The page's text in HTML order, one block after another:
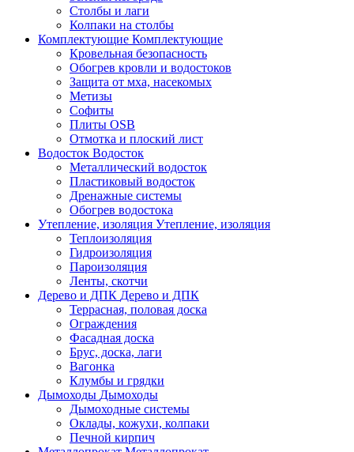
Столбы и лаги
Колпаки на столбы
Комплектующие Комплектующие
Кровельная безопасность
Обогрев кровли и водостоков
Защита от мха, насекомых
Метизы
Софиты
Плиты OSB
Отмотка и плоский лист
Водосток Водосток
Металлический водосток
Пластиковый водосток
Дренажные системы
Обогрев водостока
Утепление, изоляция Утепление, изоляция
Теплоизоляция
Гидроизоляция
Пароизоляция
Ленты, скотчи
Дерево и ДПК Дерево и ДПК
Террасная, половая доска
Ограждения
Фасадная доска
Брус, доска, лаги
Вагонка
Клумбы и грядки
Дымоходы Дымоходы
Дымоходные системы
Оклады, кожухи, колпаки
Печной кирпич